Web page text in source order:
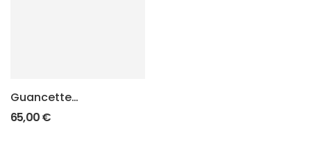
Guancette
SuperGrip KMR W-
02 UMBRA
65,00€